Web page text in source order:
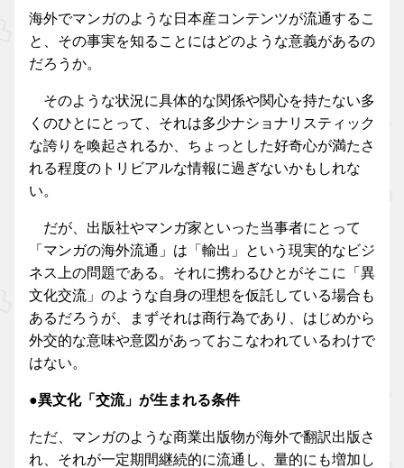
海外でマンガのような日本産コンテンツが流通するこ
と、その事実を知ることにはどのような意義があるの
だろうか。
そのような状況に具体的な関係や関心を持たない多
くのひとにとって、それは多少ナショナリスティック
な誇りを喚起されるか、ちょっとした好奇心が満たさ
れる程度のトリビアルな情報に過ぎないかもしれな
い。
だが、出版社やマンガ家といった当事者にとって
「マンガの海外流通」は「輸出」という現実的なビジ
ネス上の問題である。それに携わるひとがそこに「異
文化交流」のような自身の理想を仮託している場合も
あるだろうが、まずそれは商行為であり、はじめから
外交的な意味や意図があっておこなわれているわけで
はない。
●異文化「交流」が生まれる条件
ただ、マンガのような商業出版物が海外で翻訳出版さ
れ、それが一定期間継続的に流通し、量的にも増加し